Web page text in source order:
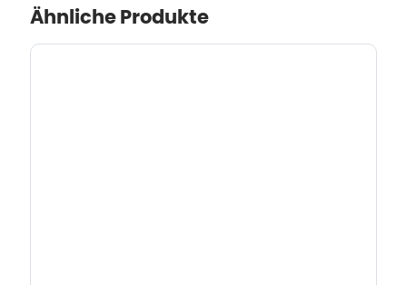
Ähnliche Produkte